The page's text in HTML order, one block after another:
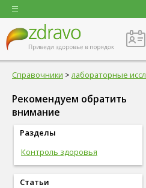
Справочники > лабораторные
Рекомендуем обратить
внимание
Разделы
Контроль здоровья
Статьи